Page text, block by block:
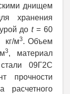
днищем
хранения
доt = 60
кг/м3. Объем
3, материал
09Г2С
прочности
расчетного